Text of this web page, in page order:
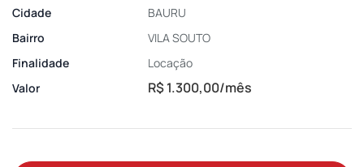
Cidade
BAURU
Bairro
VILA SOUTO
Finalidade
Locação
Valor
R$ 1.300,00/mês